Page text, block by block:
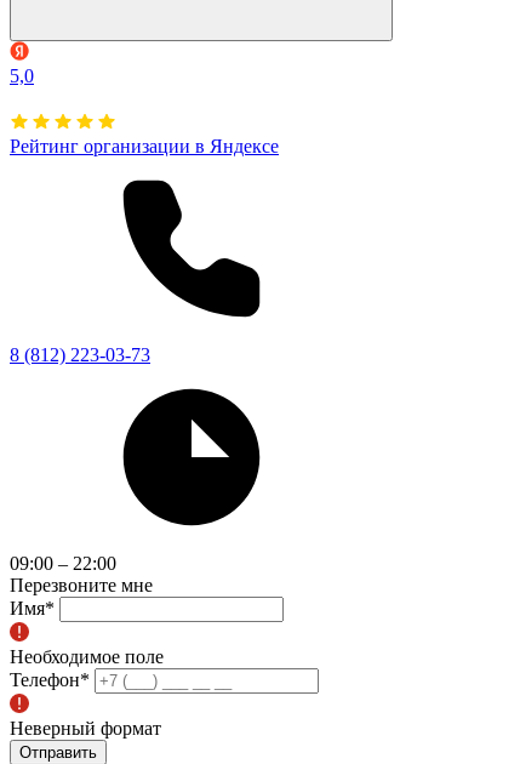
5,0
Рейтинг организации в Яндексе
8 (812) 223-03-73
09:00 – 22:00
Перезвоните мне
Имя*
Необходимое поле
Телефон*
Неверный формат
Отправить